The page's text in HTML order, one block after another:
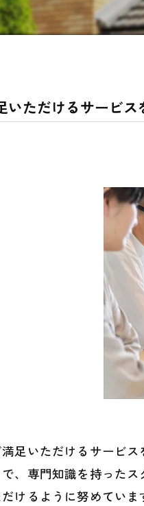
ただけるサービス
足いただけるサービ
、専門知識を持った
けるように努めていま